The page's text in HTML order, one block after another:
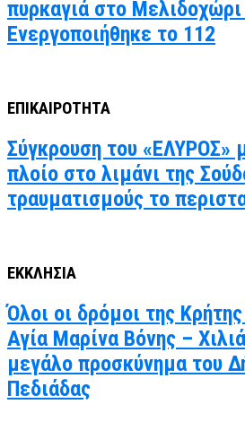
πυρκαγιά στο
Ενεργοποιήθηκε το 112
ΕΠΙΚΑΙΡΟΤΗΤΑ
Σύγκρουση του «ΕΛΥΡΟΣ»
πλοίο στο λιμάνι της
τραυματισμούς το
ΕΚΚΛΗΣΙΑ
Όλοι οι δρόμοι της
Αγία Μαρίνα Βόνης –
μεγάλο προσκύνημα του
Πεδιάδας